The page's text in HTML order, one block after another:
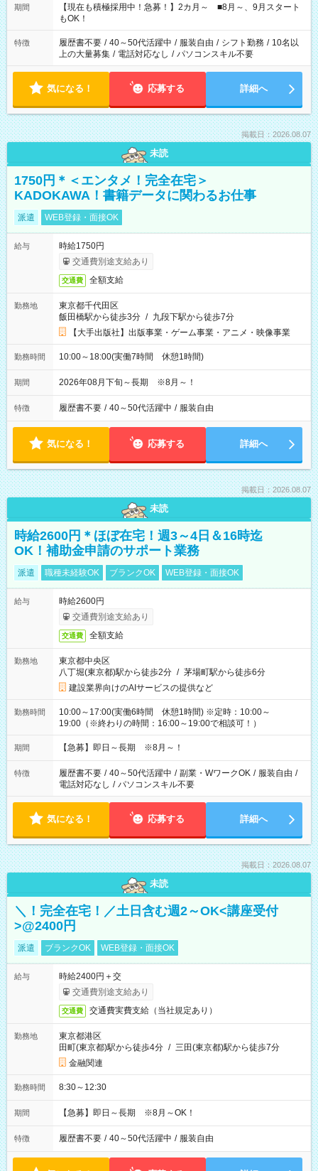
たくない」 など、ご希望を教えてくださいね。 ※Wワーク希望
の方へ 今ご覧のお仕事で希望する勤務時間と、もう1つのお仕事
の勤務時間。 合計で週40時間を超える場合は応募できません。
期間
【現在も積極採用中！急募！】2カ月～ ■8月～、9月スタート
もOK！
特徴 履歴書不要 / 40～50代活躍中 / 服装自由 / シフト勤務 / 10名以
上の大量募集 / 電話対応なし / パソコンスキル不要
気になる！ 応募する 詳細へ
掲載日：2026.08.07
未読
1750円＊＜エンタメ！完全在宅＞
KADOKAWA！書籍データに関わるお仕事
派遣 WEB登録・面接OK
給与
時給1750円
交通費別途支給あり
交通費 全額支給
勤務地
東京都千代田区
飯田橋駅から徒歩3分 / 九段下駅から徒歩7分
【大手出版社】出版事業・ゲーム事業・アニメ・映像事業
勤務時間 10:00～18:00(実働7時間 休憩1時間)
期間 2026年08月下旬～長期 ※8月～！
特徴 履歴書不要 / 40～50代活躍中 / 服装自由
気になる！ 応募する 詳細へ
掲載日：2026.08.07
未読
時給2600円＊ほぼ在宅！週3～4日＆16時迄
OK！補助金申請のサポート業務
派遣 職種未経験OK ブランクOK WEB登録・面接OK
給与
時給2600円
交通費別途支給あり
交通費 全額支給
勤務地
東京都中央区
八丁堀(東京都)駅から徒歩2分 / 茅場町駅から徒歩6分
建設業界向けのAIサービスの提供など
勤務時間
10:00～17:00(実働6時間 休憩1時間) ※定時：10:00～
19:00（※終わりの時間：16:00～19:00で相談可！）
期間 【急募】即日～長期 ※8月～！
特徴 履歴書不要 / 40～50代活躍中 / 副業・WワークOK / 服装自由 /
電話対応なし / パソコンスキル不要
気になる！ 応募する 詳細へ
掲載日：2026.08.07
未読
＼！完全在宅！／土日含む週2～OK<講座受付
>@2400円
派遣 ブランクOK WEB登録・面接OK
給与
時給2400円＋交
交通費別途支給あり
交通費 交通費実費支給（当社規定あり）
勤務地
東京都港区
田町(東京都)駅から徒歩4分 / 三田(東京都)駅から徒歩7分
金融関連
勤務時間 8:30～12:30
期間 【急募】即日～長期 ※8月～OK！
特徴 履歴書不要 / 40～50代活躍中 / 服装自由